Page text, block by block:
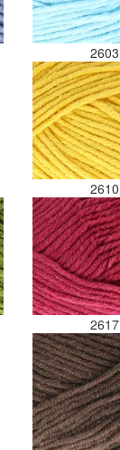
2603
2610
2617